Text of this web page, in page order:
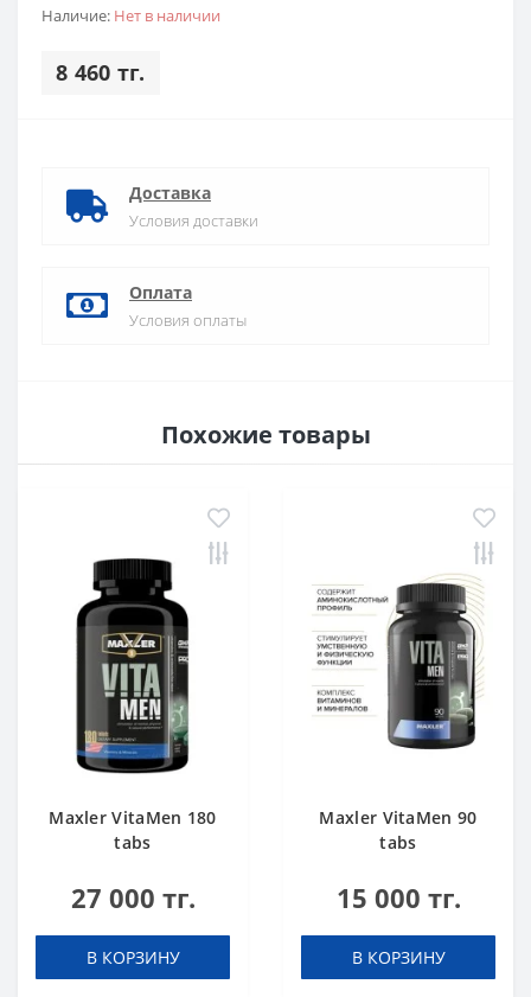
Наличие: Нет в наличии
8 460 тг.
Доставка
Условия доставки
Оплата
Условия оплаты
Похожие товары
Maxler VitaMen 180
tabs
27 000 тг.
В КОРЗИНУ
Maxler VitaMen 90
tabs
15 000 тг.
В КОРЗИНУ